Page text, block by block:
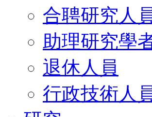
合聘研究人
助理研究學
退休人員
行政技術人